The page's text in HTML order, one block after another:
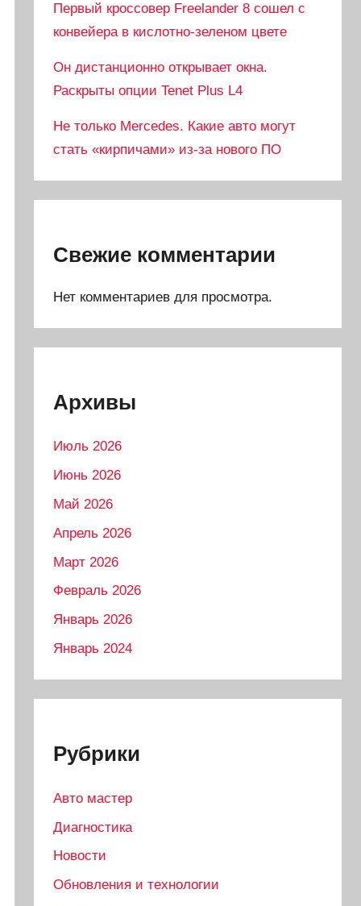
Первый кроссовер Freelander 8 сошел с
конвейера в кислотно-зеленом цвете
Он дистанционно открывает окна.
Раскрыты опции Tenet Plus L4
Не только Mercedes. Какие авто могут
стать «кирпичами» из-за нового ПО
Свежие комментарии
Нет комментариев для просмотра.
Архивы
Июль 2026
Июнь 2026
Май 2026
Апрель 2026
Март 2026
Февраль 2026
Январь 2026
Январь 2024
Рубрики
Авто мастер
Диагностика
Новости
Обновления и технологии